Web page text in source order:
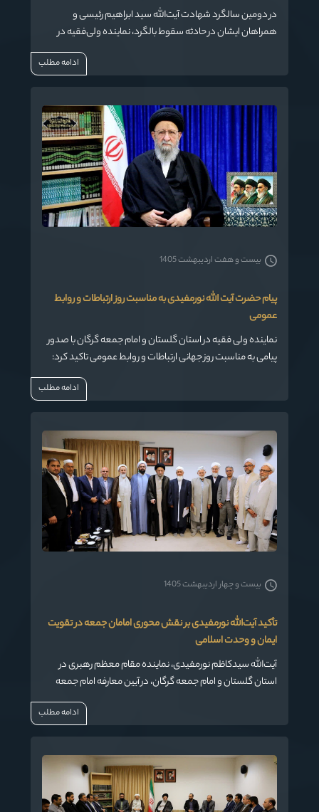
در دومین سالگرد شهادت آیت‌الله سید ابراهیم رئیسی و
همراهان ایشان در حادثه سقوط بالگرد، نماینده ولی‌فقیه در
استان گلستان و امام جمعه گرگان با گرامیداشت یاد و خاطره
«شهدای خدمت» تأکید کرد که سیره و منش این شهیدان، به‌ویژه
ادامه مطلب
پیام حضرت آیت الله نورمفیدی به مناسبت روز ارتباطات و روابط
عمومی
نماینده ولی فقیه در استان گلستان و امام جمعه گرگان با صدور
پیامی به مناسبت روز جهانی ارتباطات و روابط عمومی تاکید کرد:
بی تردید توفیق در این مسیر جز با صداقت در اطلاع‌رسانی،
مردم‌مداری، اخلاق حرفه‌ای و توجه به افکار عمومی حاصل
بیست و هفت اردیبهشت 1405
ادامه مطلب
تأکید آیت‌الله نورمفیدی بر نقش محوری امامان جمعه در تقویت
ایمان و وحدت اسلامی
آیت‌الله سیدکاظم نورمفیدی، نماینده مقام معظم رهبری در
استان گلستان و امام جمعه گرگان، در آیین معارفه امام جمعه
جدید اهل سنت شهر تاتار علیا، بر اهمیت نماز جمعه و نقش خطیر
امامان جمعه در هدایت دینی و اجتماعی جامعه تأکید کرد.
بیست و چهار اردیبهشت 1405
ادامه مطلب